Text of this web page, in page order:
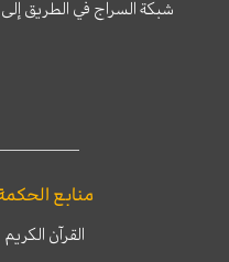
شبكة السراج في الطريق
منابع
القرآن الكريم